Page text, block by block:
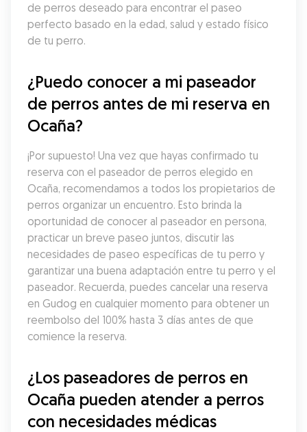
de perros deseado para encontrar el paseo
perfecto basado en la edad, salud y estado físico
de tu perro.
¿Puedo conocer a mi paseador
de perros antes de mi reserva en
Ocaña?
¡Por supuesto! Una vez que hayas confirmado tu
reserva con el paseador de perros elegido en
Ocaña, recomendamos a todos los propietarios de
perros organizar un encuentro. Esto brinda la
oportunidad de conocer al paseador en persona,
practicar un breve paseo juntos, discutir las
necesidades de paseo específicas de tu perro y
garantizar una buena adaptación entre tu perro y el
paseador. Recuerda, puedes cancelar una reserva
en Gudog en cualquier momento para obtener un
reembolso del 100% hasta 3 días antes de que
comience la reserva.
¿Los paseadores de perros en
Ocaña pueden atender a perros
con necesidades médicas